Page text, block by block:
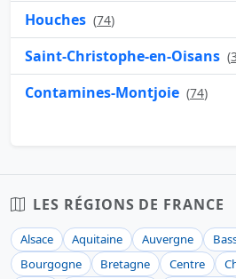
Houches (74)
Saint-Christophe-en-Oisans (
Contamines-Montjoie (74)
LES RÉGIONS DE FRANCE
Alsace Aquitaine Auvergne
Bourgogne
Bretagne Centre